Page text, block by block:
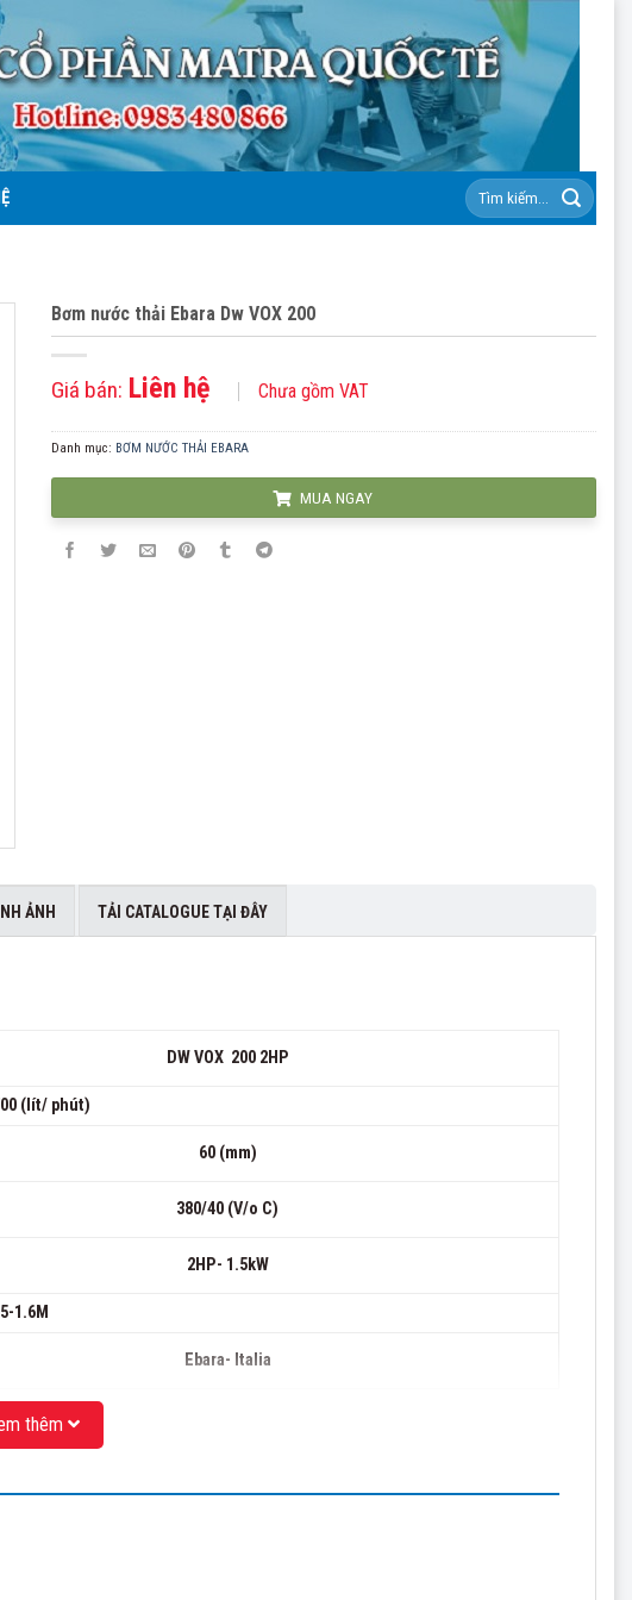
Tìm
kiếm:
Bơm nước thải Ebara Dw VOX 200
Giá bán: Liên hệ Chưa gồm VAT
Danh mục: BƠM NƯỚC THẢI EBARA
MUA NGAY
ẢNH TẢI CATALOGUE TẠI ĐÂY
DW VOX 200 2HP
phút)
60 (mm)
380/40 (V/o C)
2HP- 1.5kW
Ebara- Italia
thêm